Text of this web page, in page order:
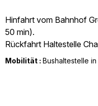
Hinfahrt vom Bahnhof
50 min).
Rückfahrt Haltestelle
Mobilität : Bushaltestelle